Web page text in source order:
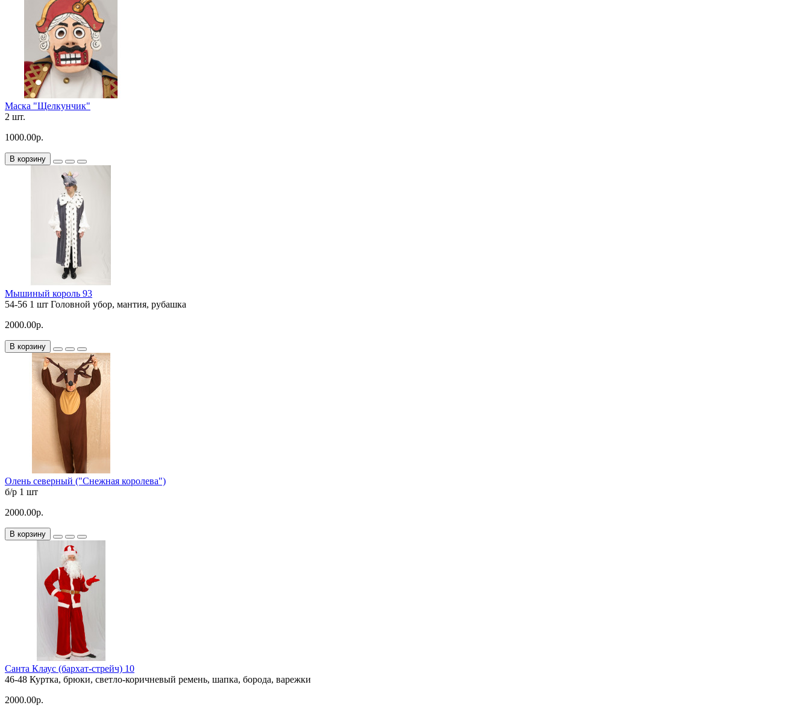
Маска "Щелкунчик"
2 шт.
1000.00р.
В корзину
Мышиный король 93
54-56 1 шт Головной убор, мантия, рубашка
2000.00р.
В корзину
Олень северный ("Снежная королева")
б/р 1 шт
2000.00р.
В корзину
Санта Клаус (бархат-стрейч) 10
46-48 Куртка, брюки, светло-коричневый ремень, шапка, борода, варежки
2000.00р.